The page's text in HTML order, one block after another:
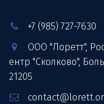
+7 (985) 727-7630
ООО "Лоретт",
ентр "Сколково",
21205